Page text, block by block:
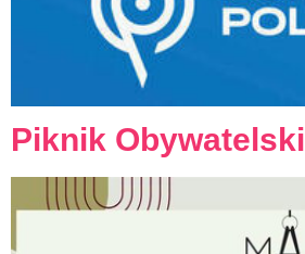
Piknik Obywatelski